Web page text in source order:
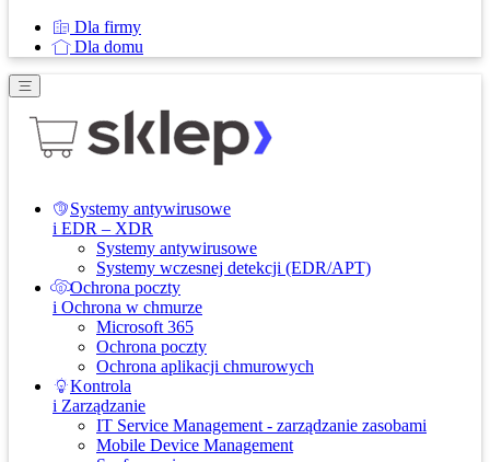
Dla firmy
Dla domu
Systemy antywirusowe
i EDR – XDR
Systemy antywirusowe
Systemy wczesnej detekcji (EDR/APT)
Ochrona poczty
i Ochrona w chmurze
Microsoft 365
Ochrona poczty
Ochrona aplikacji chmurowych
Kontrola
i Zarządzanie
IT Service Management - zarządzanie zasobami
Mobile Device Management